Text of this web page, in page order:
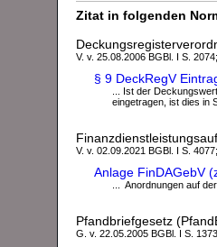
Zitat in folgenden
V. v. 25.08.2006 BGBl. I S.
§ 9 DeckRegV
... Ist der
eingetragen, ist dies in
V. v. 02.09.2021 BGBl. I S.
Anlage FinDAGebV
... Anordnungen auf
Pfandbriefgesetz
G. v. 22.05.2005 BGBl. I S.